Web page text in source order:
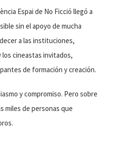
Espai de No Ficció llegó a
sin el apoyo de mucha
a las instituciones,
los cineastas invitados,
de formación y creación.
y compromiso. Pero sobre
miles de personas que